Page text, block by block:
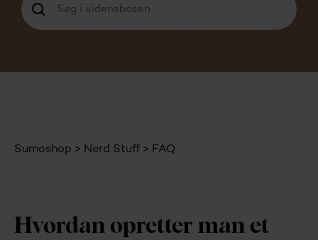
Sumoshop Nerd Stuff FAQ
Hvordan opretter man et